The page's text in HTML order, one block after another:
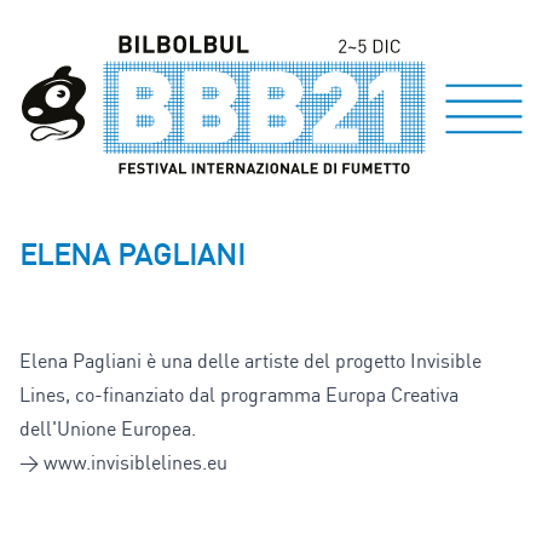
ELENA PAGLIANI
Elena Pagliani è una delle artiste del progetto Invisible
Lines, co-finanziato dal programma Europa Creativa
dell'Unione Europea.
> www.invisiblelines.eu